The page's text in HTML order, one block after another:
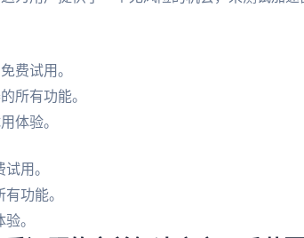
费试用。
所有功能。
体验。
用。
功能。
。